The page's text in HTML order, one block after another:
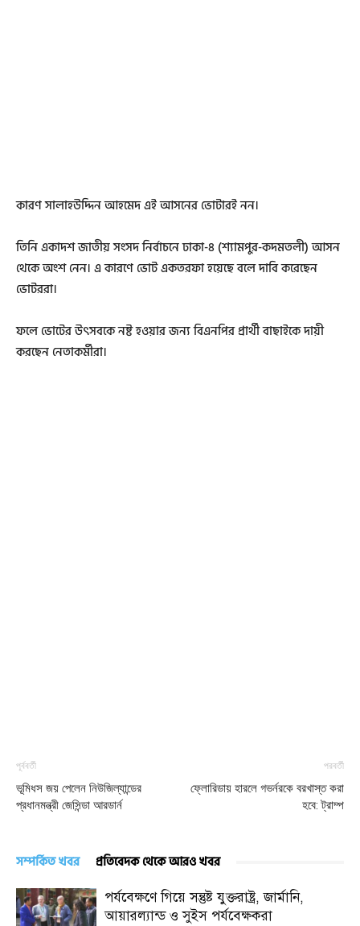
কারণ সালাহউদ্দিন আহমেদ এই আসনের ভোটারই নন।
তিনি একাদশ জাতীয় সংসদ নির্বাচনে ঢাকা-৪ (শ্যামপুর-কদমতলী) আসন
থেকে অংশ নেন। এ কারণে ভোট একতরফা হয়েছে বলে দাবি করেছেন
ভোটররা।
ফলে ভোটের উৎসবকে নষ্ট হওয়ার জন্য বিএনপির প্রার্থী বাছাইকে দায়ী
করছেন নেতাকর্মীরা।
পূর্ববর্তী
ভূমিধস জয় পেলেন নিউজিল্যান্ডের
প্রধানমন্ত্রী জেসিন্ডা আরডার্ন
পরবর্তী
ফ্লোরিডায় হারলে গভর্নরকে বরখাস্ত করা
হবে: ট্রাম্প
সম্পর্কিত খবর প্রতিবেদক থেকে আরও খবর
পর্যবেক্ষণে গিয়ে সন্তুষ্ট যুক্তরাষ্ট্র, জার্মানি,
আয়ারল্যান্ড ও সুইস পর্যবেক্ষকরা